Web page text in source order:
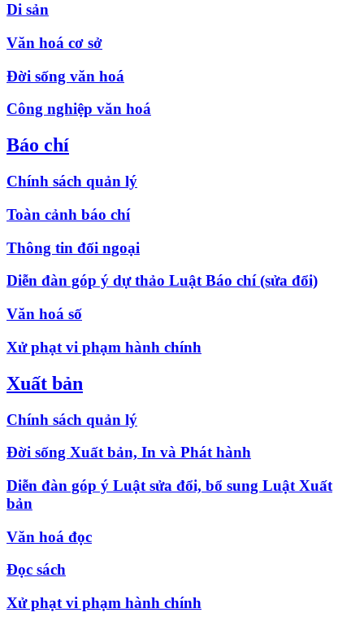
Di sản
Văn hoá cơ sở
Đời sống văn hoá
Công nghiệp văn hoá
Báo chí
Chính sách quản lý
Toàn cảnh báo chí
Thông tin đối ngoại
Diễn đàn góp ý dự thảo Luật Báo chí (sửa đổi)
Văn hoá số
Xử phạt vi phạm hành chính
Xuất bản
Chính sách quản lý
Đời sống Xuất bản, In và Phát hành
Diễn đàn góp ý Luật sửa đổi, bổ sung Luật Xuất
bản
Văn hoá đọc
Đọc sách
Xử phạt vi phạm hành chính